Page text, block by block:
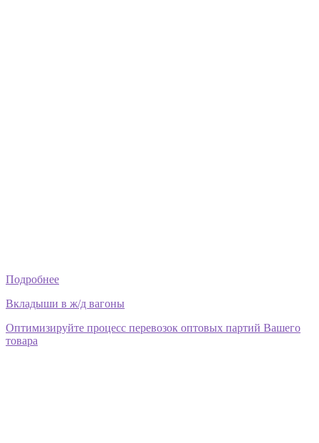
Подробнее
Вкладыши в ж/д вагоны
Оптимизируйте процесс перевозок оптовых партий Вашего
товара